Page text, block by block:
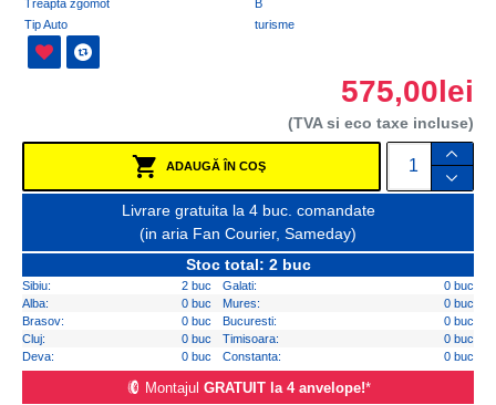
Treapta zgomot
B
Tip Auto
turisme
575,00lei
(TVA si eco taxe incluse)
ADAUGĂ ÎN COŞ
Livrare gratuita la 4 buc. comandate
(in aria Fan Courier, Sameday)
Stoc total: 2 buc
Sibiu: 2 buc Galati:
0 buc
Alba:
0 buc Mures:
0 buc
Brasov:
0 buc Bucuresti:
0 buc
Cluj:
0 buc Timisoara:
0 buc
Deva:
0 buc Constanta: 0 buc
Montajul GRATUIT la 4 anvelope!*